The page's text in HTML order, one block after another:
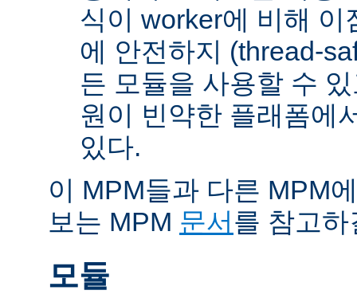
식이 worker에 비해 이
에 안전하지 (thread-
든 모듈을 사용할 수
원이 빈약한 플래폼에
있다.
이 MPM들과 다른 MPM
보는 MPM 문서를 참고
모듈